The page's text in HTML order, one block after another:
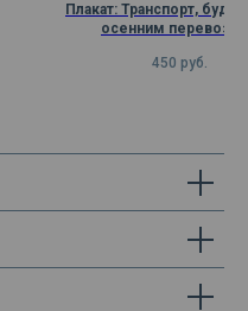
Плакат: Транспорт, будь
осенним
450 руб.